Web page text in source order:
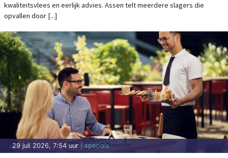
kwaliteitsvlees en eerlijk advies. Assen telt meerdere slagers die
opvallen door [...]
29 juli 2026, 7:54 uur | specials